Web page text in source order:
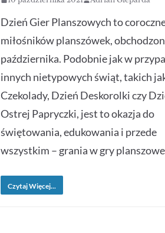
Dzień Gier Planszowych to
miłośników planszówek,
października. Podobnie jak w
innych nietypowych świąt, takich
Czekolady, Dzień Deskorolki czy
Ostrej Papryczki, jest to okazja do
świętowania, edukowania i przede
wszystkim – grania w gry
Czytaj Więcej...